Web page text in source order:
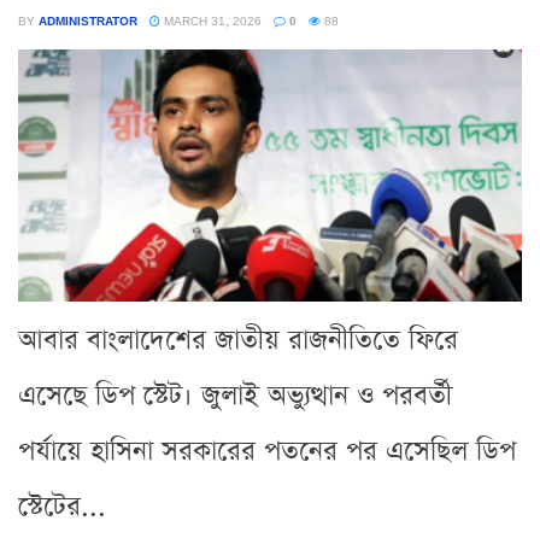
BY ADMINISTRATOR MARCH 31, 2026 0 88
আবার বাংলাদেশের জাতীয় রাজনীতিতে ফিরে
এসেছে ডিপ স্টেট। জুলাই অভ্যুত্থান ও পরবর্তী
পর্যায়ে হাসিনা সরকারের পতনের পর এসেছিল ডিপ
স্টেটের...